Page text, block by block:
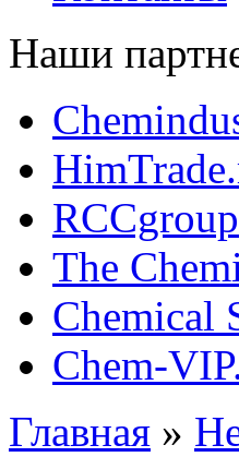
Наши
RCCgroup
The
Chemical
Chem-
Главная »